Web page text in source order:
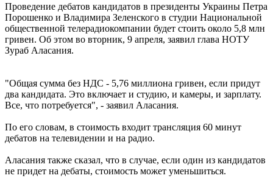
Проведение дебатов кандидатов в президенты Украины Петра
Порошенко и Владимира Зеленского в студии Национальной
общественной телерадиокомпании будет стоить около 5,8 млн
гривен. Об этом во вторник, 9 апреля, заявил глава НОТУ
Зураб Аласания.
"Общая сумма без НДС - 5,76 миллиона гривен, если придут
два кандидата. Это включает и студию, и камеры, и зарплату.
Все, что потребуется", - заявил Аласания.
По его словам, в стоимость входит трансляция 60 минут
дебатов на телевидении и на радио.
Аласания также сказал, что в случае, если один из кандидатов
не придет на дебаты, стоимость может уменьшиться.